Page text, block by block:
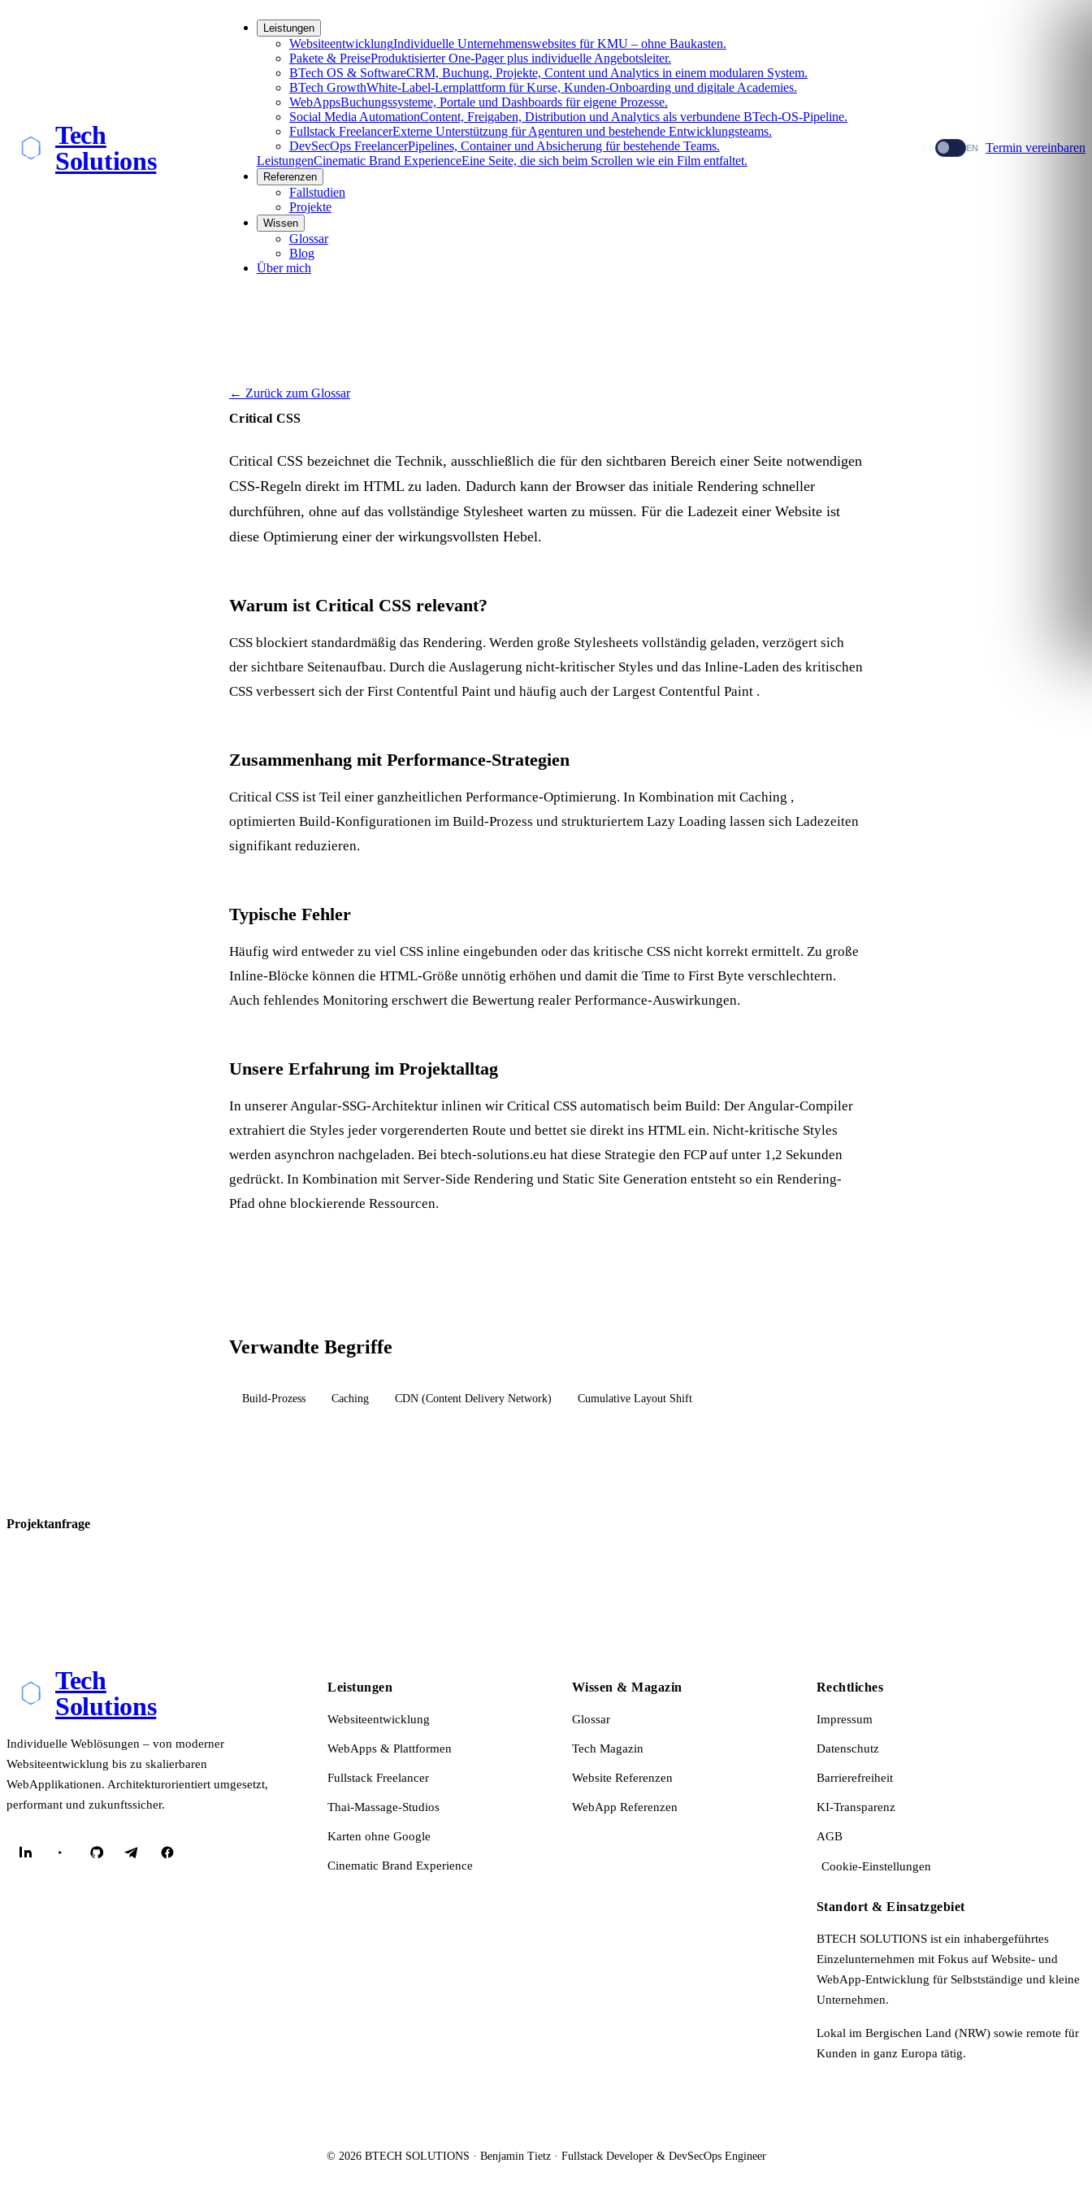
Tech
Solutions
Leistungen
WebsiteentwicklungIndividuelle Unternehmenswebsites für KMU – ohne Baukasten.
Pakete & PreiseProduktisierter One-Pager plus individuelle Angebotsleiter.
BTech OS & SoftwareCRM, Buchung, Projekte, Content und Analytics in einem modularen System.
BTech GrowthWhite-Label-Lernplattform für Kurse, Kunden-Onboarding und digitale Academies.
WebAppsBuchungssysteme, Portale und Dashboards für eigene Prozesse.
Social Media AutomationContent, Freigaben, Distribution und Analytics als verbundene BTech-OS-Pipeline.
Fullstack FreelancerExterne Unterstützung für Agenturen und bestehende Entwicklungsteams.
DevSecOps FreelancerPipelines, Container und Absicherung für bestehende Teams.
LeistungenCinematic Brand ExperienceEine Seite, die sich beim Scrollen wie ein Film entfaltet.
Referenzen
Fallstudien
Projekte
Wissen
Glossar
Blog
Über mich
EN Termin vereinbaren
← Zurück zum Glossar
Critical CSS
Critical CSS bezeichnet die Technik, ausschließlich die für den sichtbaren Bereich einer Seite notwendigen
CSS-Regeln direkt im HTML zu laden. Dadurch kann der Browser das initiale Rendering schneller
durchführen, ohne auf das vollständige Stylesheet warten zu müssen. Für die Ladezeit einer Website ist
diese Optimierung einer der wirkungsvollsten Hebel.
Warum ist Critical CSS relevant?
CSS blockiert standardmäßig das Rendering. Werden große Stylesheets vollständig geladen, verzögert sich
der sichtbare Seitenaufbau. Durch die Auslagerung nicht-kritischer Styles und das Inline-Laden des kritischen
CSS verbessert sich der First Contentful Paint und häufig auch der Largest Contentful Paint .
Zusammenhang mit Performance-Strategien
Critical CSS ist Teil einer ganzheitlichen Performance-Optimierung. In Kombination mit Caching ,
optimierten Build-Konfigurationen im Build-Prozess und strukturiertem Lazy Loading lassen sich Ladezeiten
signifikant reduzieren.
Typische Fehler
Häufig wird entweder zu viel CSS inline eingebunden oder das kritische CSS nicht korrekt ermittelt. Zu große
Inline-Blöcke können die HTML-Größe unnötig erhöhen und damit die Time to First Byte verschlechtern.
Auch fehlendes Monitoring erschwert die Bewertung realer Performance-Auswirkungen.
Unsere Erfahrung im Projektalltag
In unserer Angular-SSG-Architektur inlinen wir Critical CSS automatisch beim Build: Der Angular-Compiler
extrahiert die Styles jeder vorgerenderten Route und bettet sie direkt ins HTML ein. Nicht-kritische Styles
werden asynchron nachgeladen. Bei btech-solutions.eu hat diese Strategie den FCP auf unter 1,2 Sekunden
gedrückt. In Kombination mit Server-Side Rendering und Static Site Generation entsteht so ein Rendering-
Pfad ohne blockierende Ressourcen.
Verwandte Begriffe
Build-Prozess Caching CDN (Content Delivery Network) Cumulative Layout Shift
Projektanfrage
Tech
Solutions
Individuelle Weblösungen – von moderner
Websiteentwicklung bis zu skalierbaren
WebApplikationen. Architekturorientiert umgesetzt,
performant und zukunftssicher.
Leistungen
Websiteentwicklung
WebApps & Plattformen
Fullstack Freelancer
Thai-Massage-Studios
Karten ohne Google
Cinematic Brand Experience
Wissen & Magazin
Glossar
Tech Magazin
Website Referenzen
WebApp Referenzen
Rechtliches
Impressum
Datenschutz
Barrierefreiheit
KI-Transparenz
AGB
Cookie-Einstellungen
Standort & Einsatzgebiet
BTECH SOLUTIONS ist ein inhabergeführtes
Einzelunternehmen mit Fokus auf Website- und
WebApp-Entwicklung für Selbstständige und kleine
Unternehmen.
Lokal im Bergischen Land (NRW) sowie remote für
Kunden in ganz Europa tätig.
© 2026 BTECH SOLUTIONS · Benjamin Tietz · Fullstack Developer & DevSecOps Engineer